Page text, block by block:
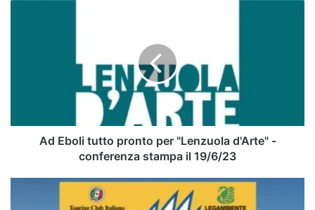
conferenza
stampaAd Eboli tutto pronto per "Lenzuola d'Arte" -
conferenza stampa il 19/6/23